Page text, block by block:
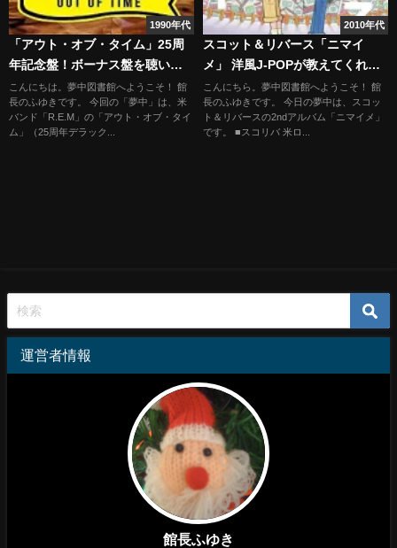
1990年代
「アウト・オブ・タイム」25周
年記念盤！ボーナス盤を聴いて
あらためて気づくR.E.Mの魅力と
は？
こんにちは。夢中図書館へようこそ！ 館
長のふゆきです。 今回の「夢中」は、米
バンド「R.E.M」の「アウト・オブ・タイ
ム」（25周年デラック...
2010年代
スコット＆リバース「ニマイ
メ」 洋風J-POPが教えてくれる
コトバの魅力
こんにちら。夢中図書館へようこそ！ 館
長のふゆきです。 今日の夢中は、スコッ
ト＆リバースの2ndアルバム「ニマイメ」
です。 ■スコリバ 米ロ...
運営者情報
館長ふゆき